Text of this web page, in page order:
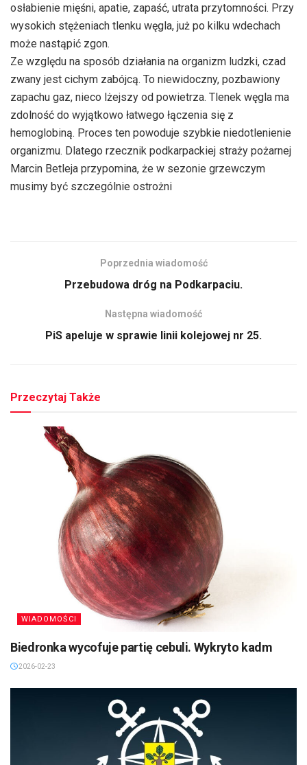
osłabienie mięśni, apatie, zapaść, utrata przytomności. Przy
wysokich stężeniach tlenku węgla, już po kilku wdechach
może nastąpić zgon.
Ze względu na sposób działania na organizm ludzki, czad
zwany jest cichym zabójcą. To niewidoczny, pozbawiony
zapachu gaz, nieco lżejszy od powietrza. Tlenek węgla ma
zdolność do wyjątkowo łatwego łączenia się z
hemoglobiną. Proces ten powoduje szybkie niedotlenienie
organizmu. Dlatego rzecznik podkarpackiej straży pożarnej
Marcin Betleja przypomina, że w sezonie grzewczym
musimy być szczególnie ostrożni
Poprzednia wiadomość
Przebudowa dróg na Podkarpaciu.
Następna wiadomość
PiS apeluje w sprawie linii kolejowej nr 25.
Przeczytaj Także
WIADOMOŚCI
Biedronka wycofuje partię cebuli. Wykryto kadm
2026-02-23